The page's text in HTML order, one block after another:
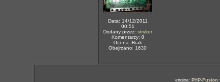
Data: 14/12/2011
00:51
Dodany przez: stryker
Komentarzy: 0
Ocena: Brak
Obejrzano: 1630
engine: PHP-Fusion